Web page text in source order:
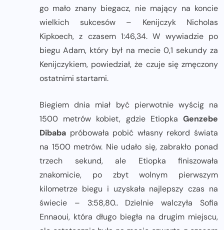
go mało znany biegacz, nie mający na koncie
wielkich sukcesów – Kenijczyk Nicholas
Kipkoech, z czasem 1:46,34. W wywiadzie po
biegu Adam, który był na mecie 0,1 sekundy za
Kenijczykiem, powiedział, że czuje się zmęczony
ostatnimi startami.
Biegiem dnia miał być pierwotnie wyścig na
1500 metrów kobiet, gdzie Etiopka Genzebe
Dibaba próbowała pobić własny rekord świata
na 1500 metrów. Nie udało się, zabrakło ponad
trzech sekund, ale Etiopka finiszowała
znakomicie, po zbyt wolnym pierwszym
kilometrze biegu i uzyskała najlepszy czas na
świecie – 3:58,80.. Dzielnie walczyła Sofia
Ennaoui, która długo biegła na drugim miejscu,